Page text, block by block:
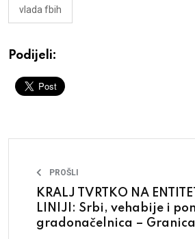
vlada fbih
Podijeli:
PROŠLI
KRALJ TVRTKO NA
LINIJI: Srbi, vehabije i
gradonačelnica –